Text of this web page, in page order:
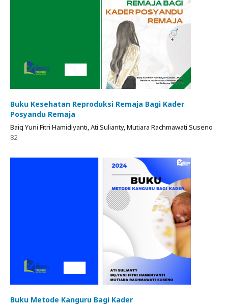
Buku Kesehatan Reproduksi Remaja Bagi Kader
Posyandu Remaja
Baiq Yuni Fitri Hamidiyanti, Ati Sulianty, Mutiara Rachmawati Suseno
82
Buku Metode Kanguru Bagi Kader